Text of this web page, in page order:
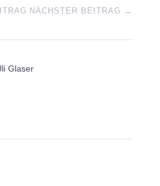
NÄCHSTER BEITRAG →
Glaser